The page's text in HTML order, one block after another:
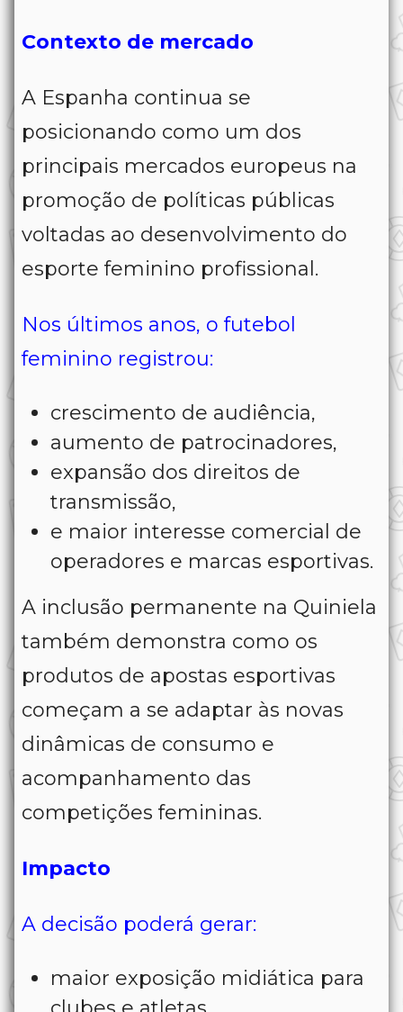
Contexto de mercado
A Espanha continua se
posicionando como um dos
principais mercados europeus na
promoção de políticas públicas
voltadas ao desenvolvimento do
esporte feminino profissional.
Nos últimos anos, o futebol
feminino registrou:
crescimento de audiência,
aumento de patrocinadores,
expansão dos direitos de
transmissão,
e maior interesse comercial de
operadores e marcas esportivas.
A inclusão permanente na Quiniela
também demonstra como os
produtos de apostas esportivas
começam a se adaptar às novas
dinâmicas de consumo e
acompanhamento das
competições femininas.
Impacto
A decisão poderá gerar:
maior exposição midiática para